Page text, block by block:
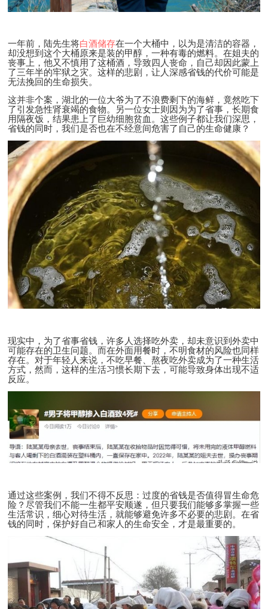
一年前，陆先生将白酒储存在一个大桶中，以为是清洁的容器，
却没想到这个大桶原来是装的甲醇，一种有毒的燃料。在姐夫的
丧事上，他又不慎用了这桶酒，导致四人丧命，自己却因此蒙上
了三年半的牢狱之灾。这样的悲剧，让人深感省钱的代价可能是
无法挽回的生命损失。
这并非个案，湖北的一位大爷为了不浪费剩下的海鲜，竟然吃下
了引发急性肾衰竭的食物。另一位女士则因为为了省事，长期食
用隔夜饭，结果患上了巨幼细胞贫血。这些例子都让我们深思，
省钱的同时，我们是否也在不经意间危害了自己的生命健康？
现实中，为了省事省钱，许多人选择吃外卖，却未意识到外卖中
可能存在的卫生问题。而在外面用餐时，不明食材的风险也同样
存在。对于年轻人来说，不吃早餐、熬夜吃外卖成为了一种生活
方式，然而，这样的生活习惯长期下去，可能导致身体出现不适
反应。
通过这些案例，我们不得不反思：过度的省钱是否值得冒生命危
险？尽管我们不能一生都平安顺遂，但只要我们能够多掌握一些
生活常识，细心对待生活，就能够避免许多不必要的悲剧。在省
钱的同时，保护好自己和家人的生命安全，才是最重要的。